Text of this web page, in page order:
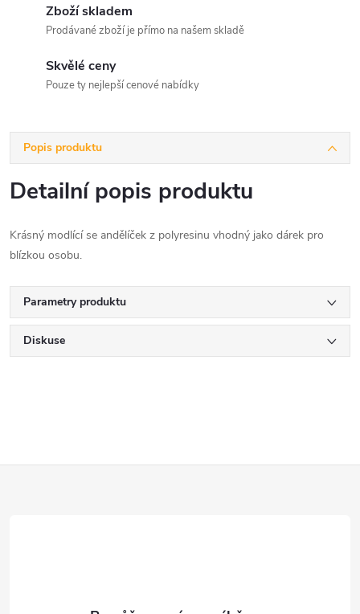
Zboží skladem
Prodávané zboží je přímo na našem skladě
Skvělé ceny
Pouze ty nejlepší cenové nabídky
Popis produktu
Detailní popis produktu
Krásný modlící se andělíček z polyresinu vhodný jako dárek pro
blízkou osobu.
Parametry produktu
Diskuse